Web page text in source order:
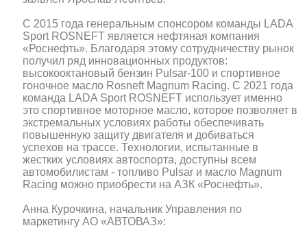
С 2015 года генеральным спонсором команды LADA
Sport ROSNEFT является нефтяная компания
«Роснефть». Благодаря этому сотрудничеству рынок
получил ряд инновационных продуктов:
высокооктановый бензин Pulsar-100 и спортивное
гоночное масло Rosneft Magnum Racing. С 2021 года
команда LADA Sport ROSNEFT использует именно
это спортивное моторное масло, которое позволяет в
экстремальных условиях работы обеспечивать
повышенную защиту двигателя и добиваться
успехов на трассе. Технологии, испытанные в
жестких условиях автоспорта, доступны всем
автомобилистам - топливо Pulsar и масло Magnum
Racing можно приобрести на АЗК «Роснефть».
Анна Курочкина, начальник Управления по
маркетингу АО «АВТОВАЗ»: